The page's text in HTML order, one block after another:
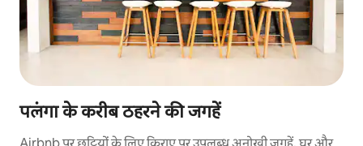
पलंगा के करीब ठहरने की जगहें